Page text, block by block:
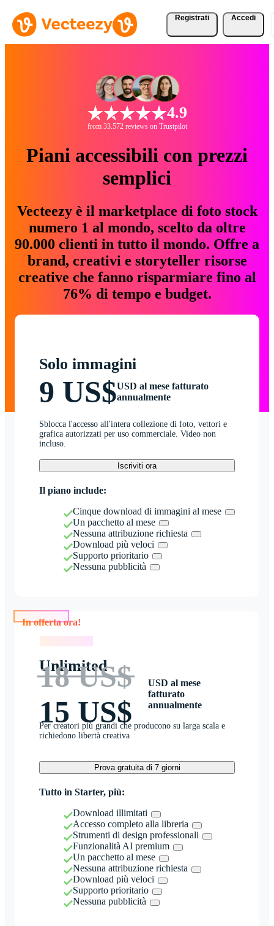
Registrati Accedi
4.9
from 33.572 reviews on Trustpilot
Piani accessibili con prezzi
semplici
Vecteezy è il marketplace di foto stock
numero 1 al mondo, scelto da oltre
90.000 clienti in tutto il mondo. Offre a
brand, creativi e storyteller risorse
creative che fanno risparmiare fino al
76% di tempo e budget.
Solo immagini
9 US$USD al mese fatturato
annualmente
Sblocca l'accesso all'intera collezione di foto, vettori e
grafica autorizzati per uso commerciale. Video non
incluso.
Iscriviti ora
Il piano include:
Cinque download di immagini al mese
Un pacchetto al mese
Nessuna attribuzione richiesta
Download più veloci
Supporto prioritario
Nessuna pubblicità
Unlimited
18 US$
15 US$
USD al mese
fatturato
annualmente
Per creatori più grandi che producono su larga scala e
richiedono libertà creativa
Prova gratuita di 7 giorni
Tutto in Starter, più:
Download illimitati
Accesso completo alla libreria
Strumenti di design professionali
Funzionalità AI premium
Un pacchetto al mese
Nessuna attribuzione richiesta
Download più veloci
Supporto prioritario
Nessuna pubblicità